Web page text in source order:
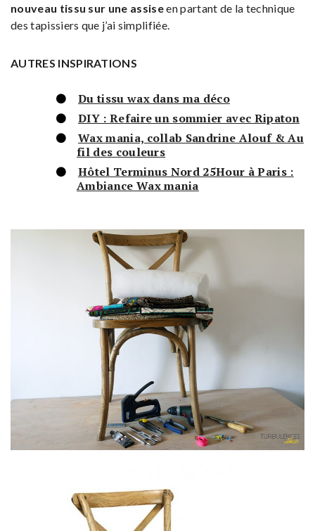
nouveau tissu sur une assiseen partant de la technique
des tapissiers que j’ai simplifiée.
AUTRES INSPIRATIONS
Du tissu wax dans ma déco
DIY : Refaire un sommier avec Ripaton
Wax mania, collab Sandrine Alouf & Au
fil des couleurs
Hôtel Terminus Nord 25Hour à Paris :
Ambiance Wax mania